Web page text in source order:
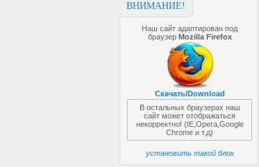
ВНИМАНИЕ!
Наш сайт адаптирован под
браузер Mozilla Firefox
Скачать/Download
В остальных браузерах наш
сайт может отображаться
некорректно! (IE,Opera,Google
Chrome и т.д)
установить такой блок